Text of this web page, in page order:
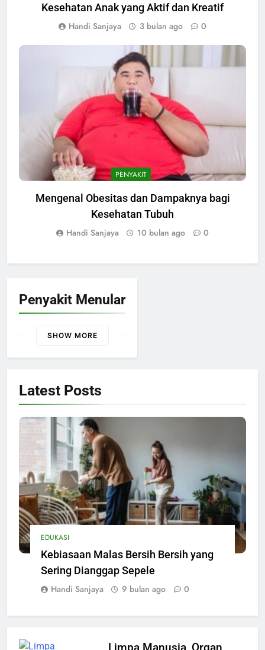
Penyakit Menular
SHOW MORE
Kesehatan Anak yang Aktif dan Kreatif
Handi Sanjaya 3 bulan ago 0
PENYAKIT
Mengenal Obesitas dan Dampaknya bagi
Kesehatan Tubuh
Handi Sanjaya 10 bulan ago 0
Latest Posts
POLA HIDUP
Kebiasaan Main Gadget Sebelum
Tidur yang Semakin Umum
Handi Sanjaya 9 bulan ago 0
Limpa Manusia, Organ